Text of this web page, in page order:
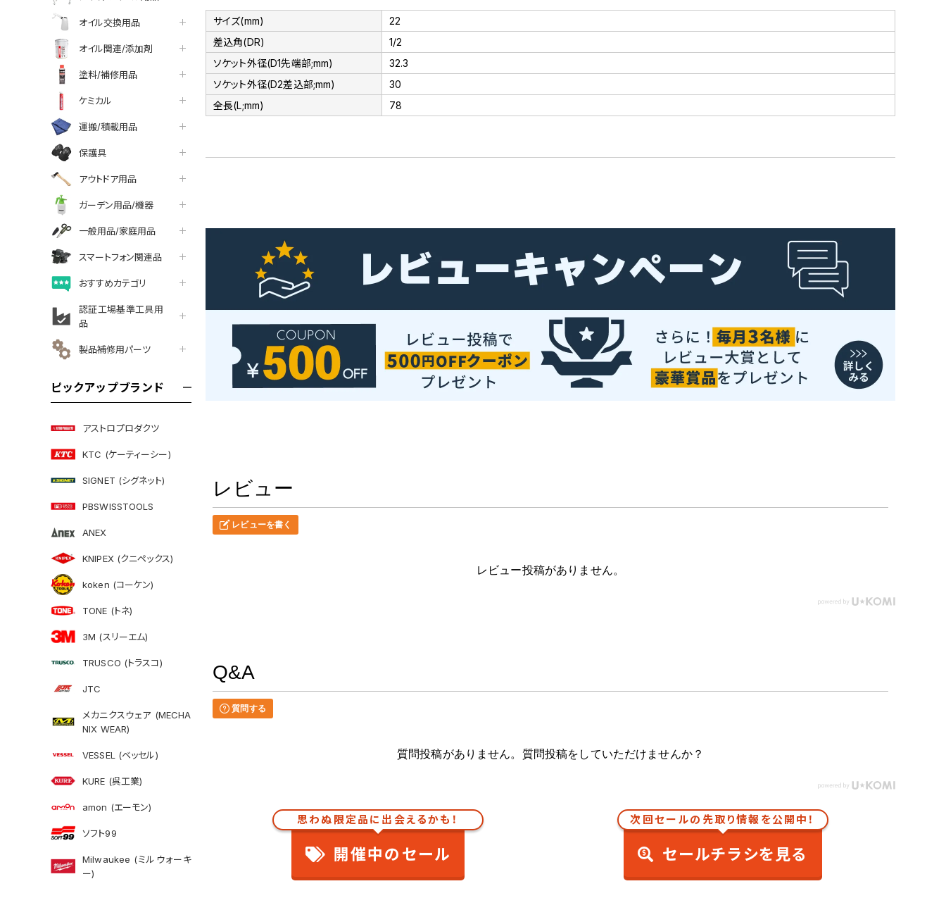
オイル交換用品
オイル関連/添加剤
塗料/補修用品
ケミカル
運搬/積載用品
保護具
アウトドア用品
ガーデン用品/機器
一般用品/家庭用品
スマートフォン関連品
おすすめカテゴリ
認証工場基準工具用
品
製品補修用パーツ
ピックアップブランド
アストロプロダクツ
KTC (ケーティーシー)
SIGNET (シグネット)
PBSWISSTOOLS
ANEX
KNIPEX (クニペックス)
koken (コーケン)
TONE (トネ)
3M (スリーエム)
TRUSCO (トラスコ)
JTC
メカニクスウェア (MECHA
NIX WEAR)
VESSEL (ベッセル)
KURE (呉工業)
amon (エーモン)
ソフト99
Milwaukee (ミルウォーキ
ー)
サイズ(mm)
22
差込角(DR)
1/2
ソケット外径(D1先端部;mm)
32.3
ソケット外径(D2差込部;mm)
30
全長(L;mm)
78
レビュー
レビューを書く
レビュー投稿がありません。
Q&A
質問する
質問投稿がありません。質問投稿をしていただけませんか？
思わぬ限定品に出会えるかも！
開催中のセール
次回セールの先取り情報を公開中！
セールチラシを見る